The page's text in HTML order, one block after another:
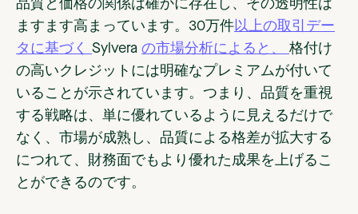
品質と価格の関係は確かに存在し、その透明性は
ますます高まっています。30万件以上の取引デー
タに基づく Sylvera の市場分析によると、 格付け
の高いクレジットには明確なプレミアムが付いて
いることが示されています。つまり、品質を重視
する戦略は、単に優れているように見えるだけで
なく、市場が成熟し、品質による格差が拡大する
につれて、財務面でもより優れた成果を上げるこ
とができるのです。